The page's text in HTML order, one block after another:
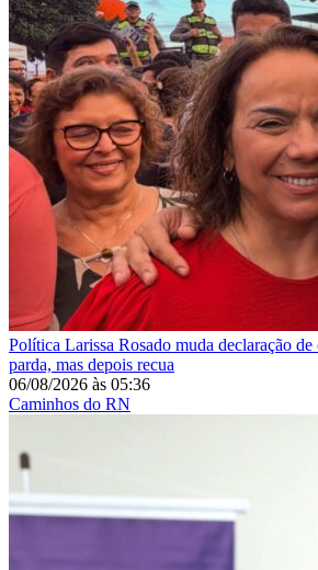
Política Larissa Rosado muda declaração de
parda, mas depois recua
06/08/2026 às 05:36
Caminhos do RN